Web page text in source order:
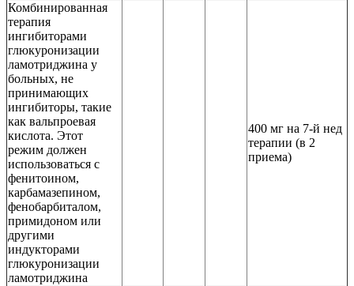
Комбинированная
терапия
ингибиторами
глюкуронизации
ламотриджина у
больных, не
принимающих
ингибиторы, такие
как вальпроевая
кислота. Этот
режим должен
использоваться с
фенитоином,
карбамазепином,
фенобарбиталом,
примидоном или
другими
индукторами
глюкуронизации
ламотриджина
400 мг на 7-й нед
терапии (в 2
приема)